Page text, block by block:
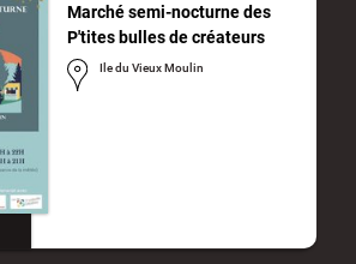
Marché semi-nocturne des
P'tites bulles de créateurs
Ile du Vieux Moulin